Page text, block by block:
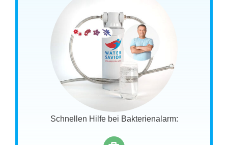
Schnellen Hilfe bei Bakterienalarm: